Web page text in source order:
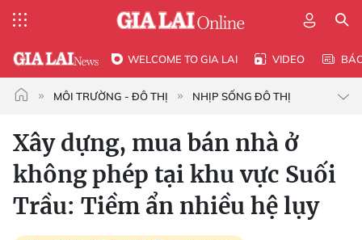
WELCOME TO GIA LAI VIDEO
MÔI TRƯỜNG - ĐÔ THỊ NHỊP SỐNG ĐÔ THỊ
Xây dựng, mua bán nhà ở
không phép tại khu vực Suối
Trầu: Tiềm ẩn nhiều hệ lụy